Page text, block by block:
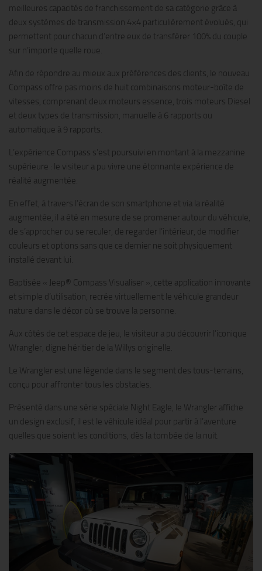
meilleures capacités de franchissement de sa catégorie grâce à
deux systèmes de transmission 4×4 particulièrement évolués, qui
permettent pour chacun d’entre eux de transférer 100% du couple
sur n’importe quelle roue.
Afin de répondre au mieux aux préférences des clients, le nouveau
Compass offre pas moins de huit combinaisons moteur-boîte de
vitesses, comprenant deux moteurs essence, trois moteurs Diesel
et deux types de transmission, manuelle à 6 rapports ou
automatique à 9 rapports.
L’expérience Compass s’est poursuivi en montant à la mezzanine
supérieure : le visiteur a pu vivre une étonnante expérience de
réalité augmentée.
En effet, à travers l’écran de son smartphone et via la réalité
augmentée, il a été en mesure de se promener autour du véhicule,
de s’approcher ou se reculer, de regarder l’intérieur, de modifier
couleurs et options sans que ce dernier ne soit physiquement
installé devant lui.
Baptisée « Jeep® Compass Visualiser », cette application innovante
et simple d’utilisation, recrée virtuellement le véhicule grandeur
nature dans le décor où se trouve la personne.
Aux côtés de cet espace de jeu, le visiteur a pu découvrir l’iconique
Wrangler, digne héritier de la Willys originelle.
Le Wrangler est une légende dans le segment des tous-terrains,
conçu pour affronter tous les obstacles.
Présenté dans une série spéciale Night Eagle, le Wrangler affiche
un design exclusif, il est le véhicule idéal pour partir à l’aventure
quelles que soient les conditions, dès la tombée de la nuit.